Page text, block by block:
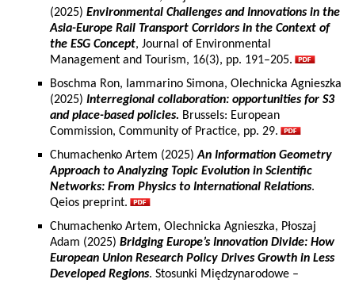
(2025) Environmental Challenges and Innovations in the
Asia-Europe Rail Transport Corridors in the Context of
the ESG Concept, Journal of Environmental
Management and Tourism, 16(3), pp. 191–205.
Boschma Ron, Iammarino Simona, Olechnicka Agnieszka
(2025) Interregional collaboration: opportunities for S3
and place-based policies. Brussels: European
Commission, Community of Practice, pp. 29.
Chumachenko Artem (2025)An Information Geometry
Approach to Analyzing Topic Evolution in Scientific
Networks: From Physics to International Relations.
Qeios preprint.
Chumachenko Artem, Olechnicka Agnieszka, Płoszaj
Adam (2025) Bridging Europe’s Innovation Divide: How
European Union Research Policy Drives Growth in Less
Developed Regions. Stosunki Międzynarodowe –